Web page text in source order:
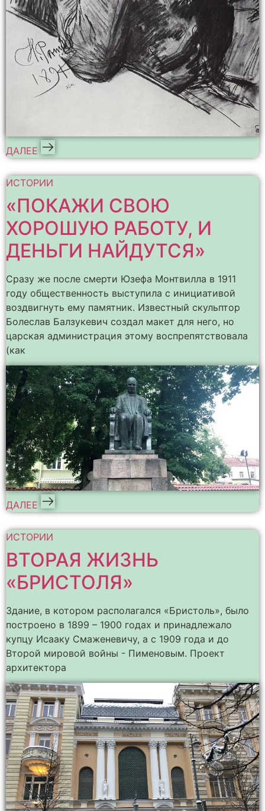
ДАЛЕЕ
ИСТОРИИ
«ПОКАЖИ СВОЮ
ХОРОШУЮ РАБОТУ, И
ДЕНЬГИ НАЙДУТСЯ»
Сразу же после смерти Юзефа Монтвилла в 1911
году общественность выступила с инициативой
воздвигнуть ему памятник. Известный скульптор
Болеслав Балзукевич создал макет для него, но
царская администрация этому воспрепятствовала
(как
ДАЛЕЕ
ИСТОРИИ
ВТОРАЯ ЖИЗНЬ
«БРИСТОЛЯ»
Здание, в котором располагался «Бристоль», было
построено в 1899 – 1900 годах и принадлежало
купцу Исааку Смаженевичу, а с 1909 года и до
Второй мировой войны - Пименовым. Проект
архитектора